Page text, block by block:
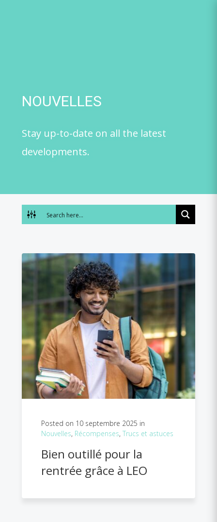
NOUVELLES
Stay up-to-date on all the latest
developments.
Posted on 10 septembre 2025 in
Nouvelles, Récompenses, Trucs et astuces
Bien outillé pour la
rentrée grâce à LEO